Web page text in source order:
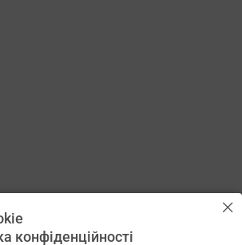
конфіденційності